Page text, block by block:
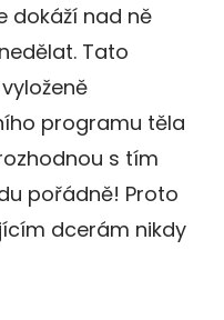
dokáží nad ně
Tato
programu těla
s tím
pořádně! Proto
dcerám nikdy